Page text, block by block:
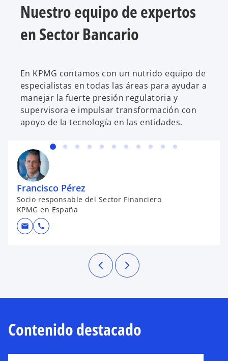
Nuestro equipo de expertos
en Sector Bancario
En KPMG contamos con un nutrido equipo de
especialistas en todas las áreas para ayudar a
manejar la fuerte presión regulatoria y
supervisora e impulsar transformación con
apoyo de la tecnología en las entidades.
Francisco Pérez
Socio responsable del Sector Financiero
KPMG en España
mail call
Contenido destacado